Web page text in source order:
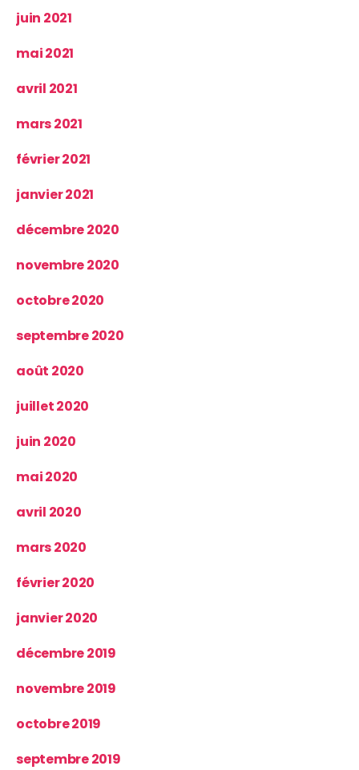
juin 2021
mai 2021
avril 2021
mars 2021
février 2021
janvier 2021
décembre 2020
novembre 2020
octobre 2020
septembre 2020
août 2020
juillet 2020
juin 2020
mai 2020
avril 2020
mars 2020
février 2020
janvier 2020
décembre 2019
novembre 2019
octobre 2019
septembre 2019